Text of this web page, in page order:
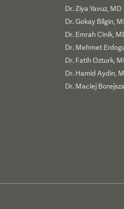
Dr. Ziya Yavuz, MD
Dr. Gokay Bilgin,
Dr. Emrah Cinik,
Dr. Mehmet
Dr. Fatih Ozturk,
Dr. Hamid Aydin,
Dr. Maciej